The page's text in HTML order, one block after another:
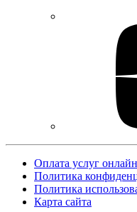
Оплата услуг онлайн
Политика
Политика
Карта сайта